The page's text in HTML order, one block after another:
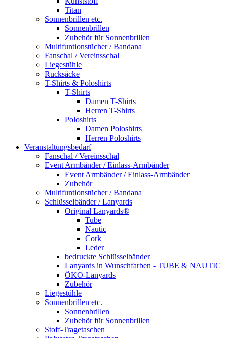
Titan
Sonnenbrillen etc.
Sonnenbrillen
Zubehör für Sonnenbrillen
Multifuntionstücher / Bandana
Fanschal / Vereinsschal
Liegestühle
Rucksäcke
T-Shirts & Poloshirts
T-Shirts
Damen T-Shirts
Herren T-Shirts
Poloshirts
Damen Poloshirts
Herren Poloshirts
Veranstaltungsbedarf
Fanschal / Vereinsschal
Event Armbänder / Einlass-Armbänder
Event Armbänder / Einlass-Armbänder
Zubehör
Multifuntionstücher / Bandana
Schlüsselbänder / Lanyards
Original Lanyards®
Tube
Nautic
Cork
Leder
bedruckte Schlüsselbänder
Lanyards in Wunschfarben - TUBE & NAUTIC
ÖKO-Lanyards
Zubehör
Liegestühle
Sonnenbrillen etc.
Sonnenbrillen
Zubehör für Sonnenbrillen
Stoff-Tragetaschen